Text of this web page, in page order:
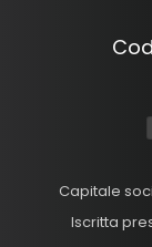
Capitale
Iscritta